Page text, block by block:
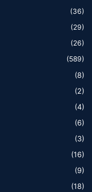
(36)
(29)
(26)
(589)
(8)
(2)
(4)
(6)
(3)
(16)
(9)
(18)